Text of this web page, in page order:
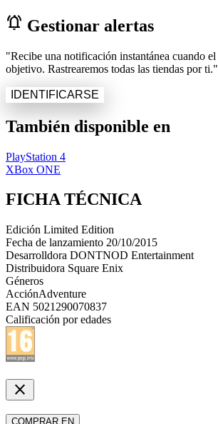
notifications_active Gestionar alertas
"Recibe una notificación instantánea cuando
objetivo. Rastrearemos todas las tiendas por ti."
IDENTIFICARSE
También disponible en
PlayStation 4
XBox ONE
FICHA TÉCNICA
Edición Limited Edition
Fecha de lanzamiento 20/10/2015
Desarrolldora DONTNOD Entertainment
Distribuidora Square Enix
Géneros
AcciónAdventure
EAN 5021290070837
Calificación por edades
close
COMPRAR EN